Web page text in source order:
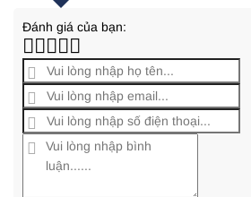
Đánh giá của bạn: